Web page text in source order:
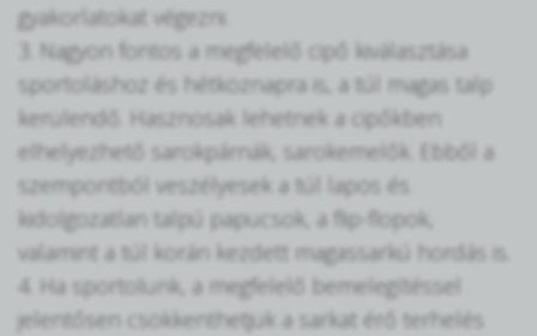
gyakorlatokat végezni.
3. Nagyon fontos a megfelelő cipő kiválasztása
sportoláshoz és hétköznapra is, a túl magas talp
kerülendő. Hasznosak lehetnek a cipőkben
elhelyezhető sarokpárnák, sarokemelők. Ebből a
szempontból veszélyesek a túl lapos és
kidolgozatlan talpú papucsok, a flip-flopok,
valamint a túl korán kezdett magassarkú hordás is.
4. Ha sportolunk, a megfelelő bemelegítéssel
jelentősen csökkenthetjük a sarkat érő terhelés